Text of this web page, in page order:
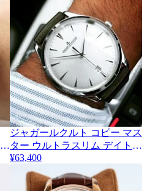
ジャガールクルト コピー マス
ター ウルトラスリム デイト
Q1238420
¥63,400